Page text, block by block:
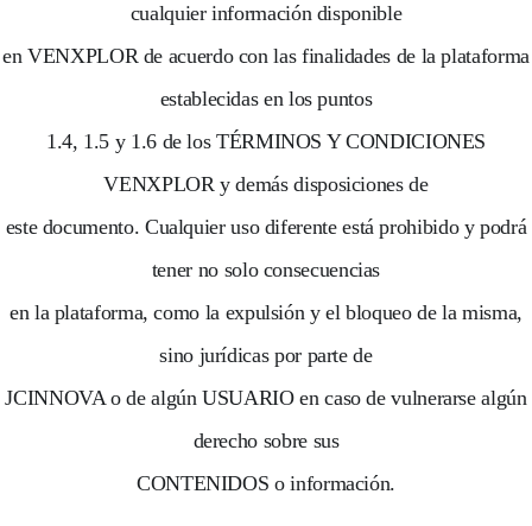
cualquier información disponible
en VENXPLOR de acuerdo con las finalidades de la plataforma
establecidas en los puntos
1.4, 1.5 y 1.6 de los TÉRMINOS Y CONDICIONES
VENXPLOR y demás disposiciones de
este documento. Cualquier uso diferente está prohibido y podrá
tener no solo consecuencias
en la plataforma, como la expulsión y el bloqueo de la misma,
sino jurídicas por parte de
JCINNOVA o de algún USUARIO en caso de vulnerarse algún
derecho sobre sus
CONTENIDOS o información.